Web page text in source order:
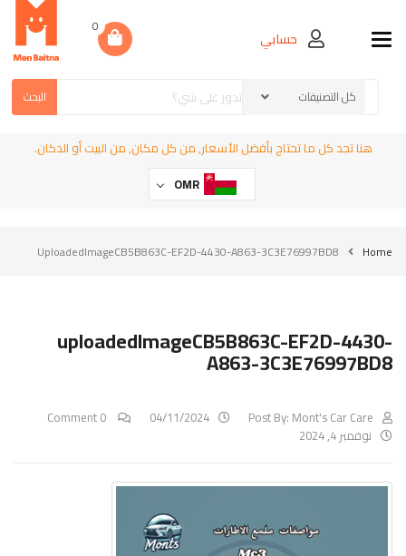
Toggle navigationحسابي
0
البحث
هنا تجد كل ما تحتاج بأفضل الأسعار, من كل مكان, من البيت أو الدكان.
OMR
Home
UploadedImageCB5B863C-EF2D-4430-A863-3C3E76997BD8
uploadedImageCB5B863C-EF2D-4430-
A863-3C3E76997BD8
Post By: Mont's Car Care
04/11/2024
نوفمبر 4, 2024